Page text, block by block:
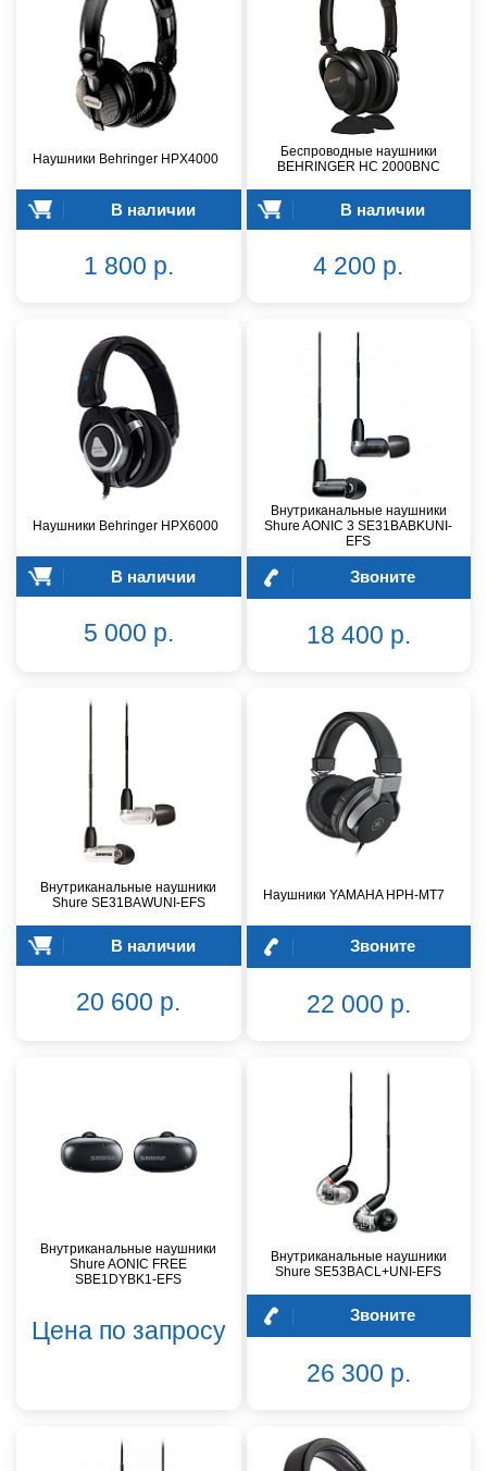
Наушники Behringer HPX4000
В наличии
1 800 р.
Беспроводные наушники
BEHRINGER HC 2000BNC
В наличии
4 200 р.
Наушники Behringer HPX6000
В наличии
5 000 р.
Внутриканальные наушники
Shure AONIC 3 SE31BABKUNI-
EFS
Звоните
18 400 р.
Внутриканальные наушники
Shure SE31BAWUNI-EFS
В наличии
20 600 р.
Наушники YAMAHA HPH-MT7
Звоните
22 000 р.
Внутриканальные наушники
Shure AONIC FREE
SBE1DYBK1-EFS
Цена по запросу
Внутриканальные наушники
Shure SE53BACL+UNI-EFS
Звоните
26 300 р.